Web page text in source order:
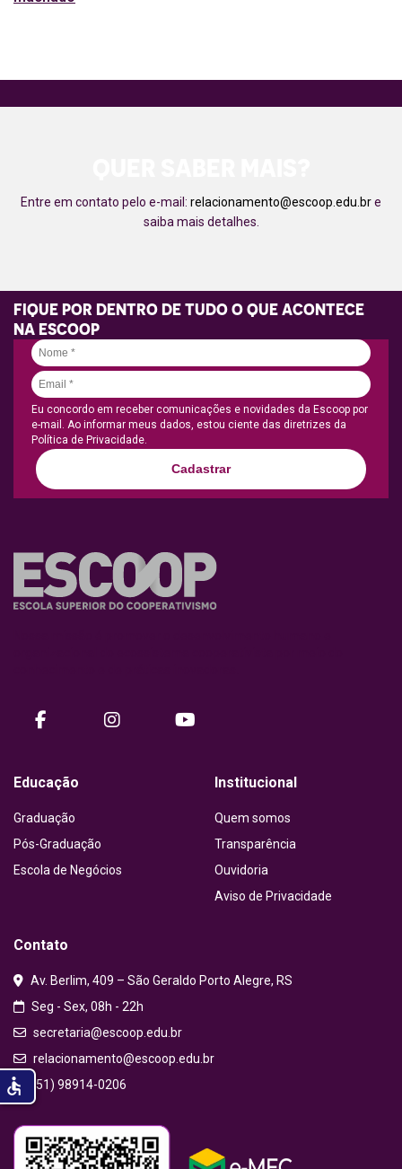
Entre em contato pelo e-mail: relacionamento@escoop.edu.bre
saiba mais detalhes.
FIQUE POR DENTRO DE TUDO O QUE ACONTECE
NA ESCOOP
Eu concordo em receber comunicações e novidades da Escoop por
e-mail. Ao informar meus dados, estou ciente das diretrizes da
Política de Privacidade.
Cadastrar
facebookinstagram
Educação
Graduação
Pós-Graduação
Escola de Negócios
Institucional
Quem somos
Transparência
Ouvidoria
Aviso de Privacidade
Contato
Av. Berlim, 409 – São Geraldo Porto Alegre, RS
Seg - Sex, 08h - 22h
secretaria@escoop.edu.br
relacionamento@escoop.edu.br
(51) 98914-0206
accessible